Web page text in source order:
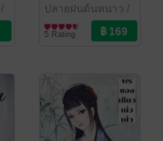
/
ปลายฝนต้นหนาว /
Thonkao_oo
นิยายรักจีนโบราณ
5 Rating